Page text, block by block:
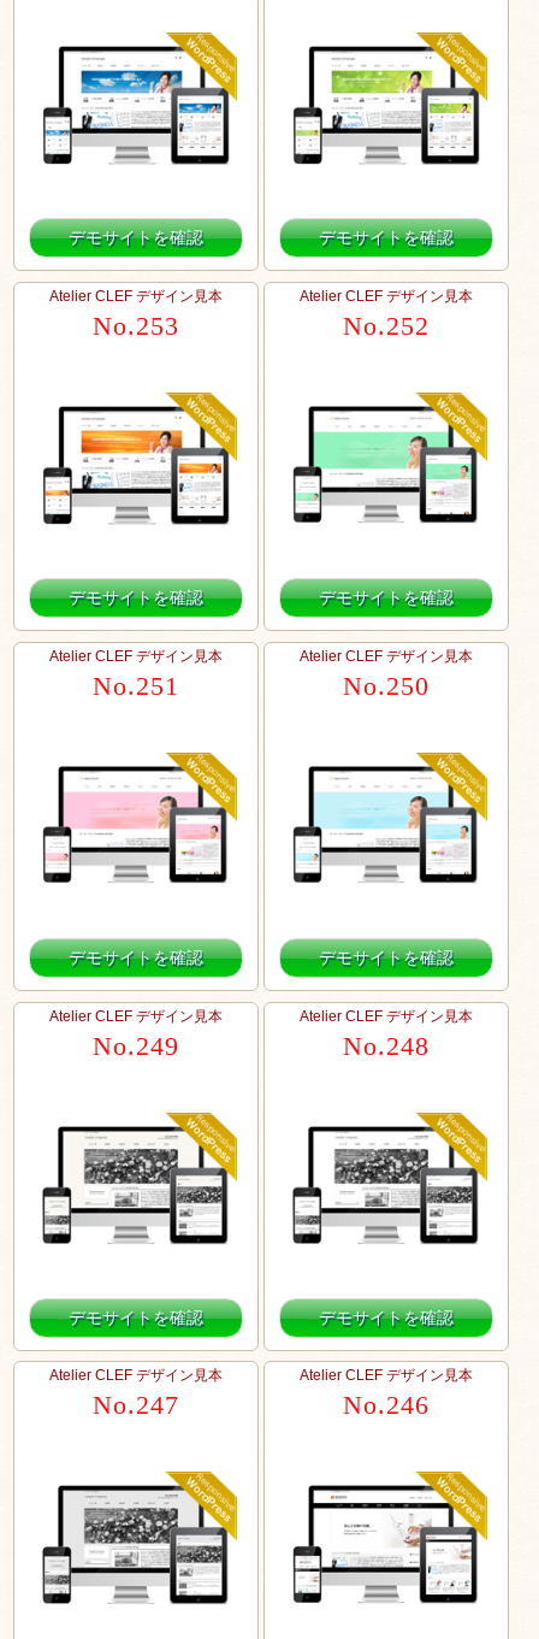
デモサイトを確認 デモサイトを確認
Atelier CLEF デザイン見本
No.253
デモサイトを確認
Atelier CLEF デザイン見本
No.252
デモサイトを確認
Atelier CLEF デザイン見本
No.251
デモサイトを確認
Atelier CLEF デザイン見本
No.250
デモサイトを確認
Atelier CLEF デザイン見本
No.249
デモサイトを確認
Atelier CLEF デザイン見本
No.248
デモサイトを確認
Atelier CLEF デザイン見本
No.247
Atelier CLEF デザイン見本
No.246